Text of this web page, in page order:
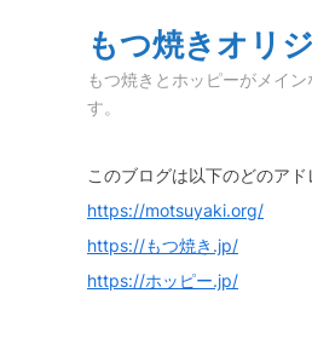
もつ焼きオリジ
もつ焼きとホッピーがメイ
す。
このブログは以下のどのア
https://motsuyaki.org/
https://もつ焼き.jp/
https://ホッピー.jp/